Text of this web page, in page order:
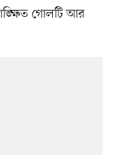
গোলটি আর